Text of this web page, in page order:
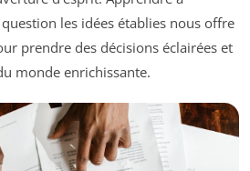
les idées établies nous offre
prendre des décisions éclairées et
monde enrichissante.